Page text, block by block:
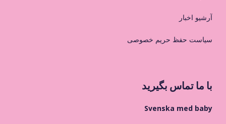
آرشیو اخبار
سیاست حفظ حریم خصوصی
با ما تماس بگیرید
Svenska med baby